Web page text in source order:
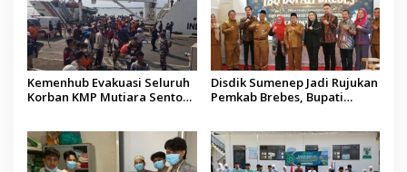
Kemenhub Evakuasi Seluruh
Korban KMP Mutiara Sentosa
Disdik Sumenep Jadi Rujukan
Pemkab Brebes, Bupati